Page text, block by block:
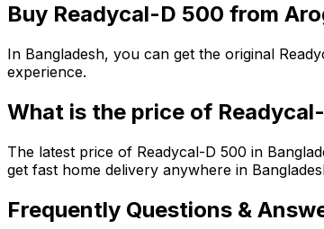
Buy Readycal-D 500 from
In Bangladesh, you can get the original
experience.
What is the price of
The latest price of Readycal-D 500 in
get fast home delivery anywhere in
Frequently Questions &